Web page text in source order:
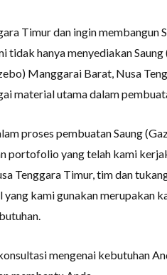
Timur dan ingin membangun
tidak hanya menyediakan
Manggarai Barat, Nusa
material utama dalam
proses pembuatan Saung
portofolio yang telah kami
Tenggara Timur, tim dan
kami gunakan merupakan
mengenai kebutuhan